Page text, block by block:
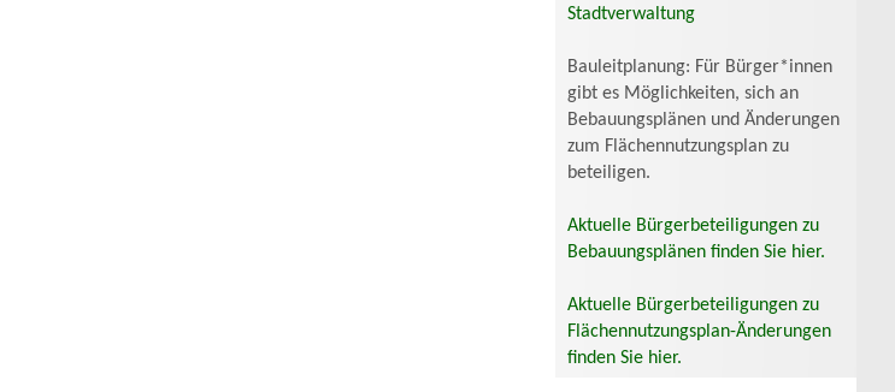
Stadtverwaltung
Bauleitplanung: Für Bürger*innen
gibt es Möglichkeiten, sich an
Bebauungsplänen und Änderungen
zum Flächennutzungsplan zu
beteiligen.
Aktuelle Bürgerbeteiligungen zu
Bebauungsplänen finden Sie hier.
Aktuelle Bürgerbeteiligungen zu
Flächennutzungsplan-Änderungen
finden Sie hier.